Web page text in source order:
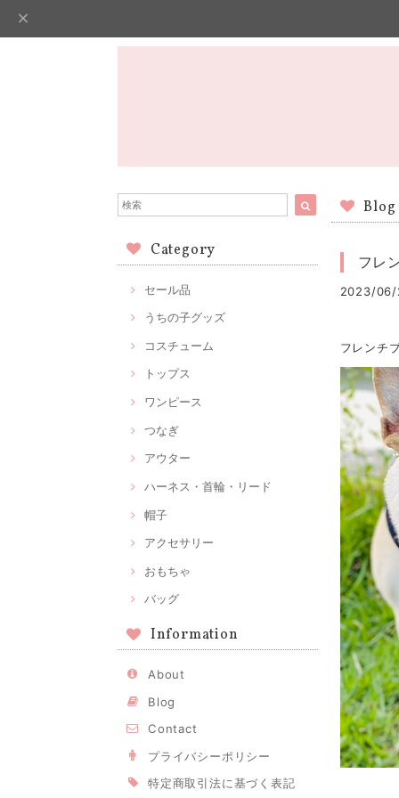
Category
セール品
うちの子グッズ
コスチューム
トップス
ワンピース
つなぎ
アウター
ハーネス・首輪・リード
帽子
アクセサリー
おもちゃ
バッグ
Information
About
Blog
Contact
プライバシーポリシー
特定商取引法に基づく表記
Blog
フレ
2023/
フレンチ